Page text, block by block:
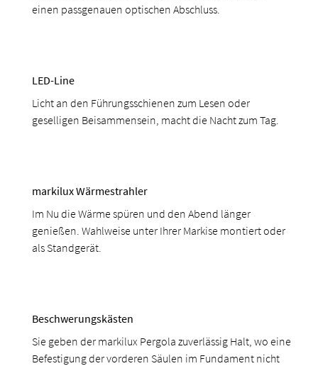
einen passgenauen optischen Abschluss.
LED-Line
Licht an den Führungsschienen zum Lesen oder
geselligen Beisammensein, macht die Nacht zum Tag.
markilux Wärmestrahler
Im Nu die Wärme spüren und den Abend länger
genießen. Wahlweise unter Ihrer Markise montiert oder
als Standgerät.
Beschwerungskästen
Sie geben der markilux Pergola zuverlässig Halt, wo eine
Befestigung der vorderen Säulen im Fundament nicht